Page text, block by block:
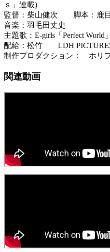
ｓ」連載)
監督：柴山健次 脚本：鹿
音楽：羽毛田丈史
主題歌：E-girls「Perfect World
配給：松竹 LDH
制作プロダクション： ホリ
関連動画